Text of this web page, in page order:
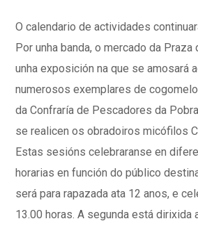
O calendario de actividades
Por unha banda, o mercado da
unha exposición na que se amosará
numerosos exemplares de
da Confraría de Pescadores da
se realicen os obradoiros micófilos
Estas sesións celebraranse en
horarias en función do público
será para rapazada ata 12 anos, e
13.00 horas. A segunda está dirixida